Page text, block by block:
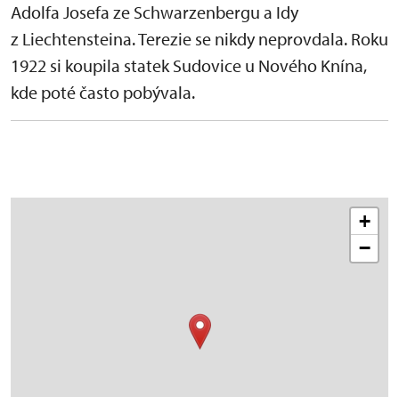
Adolfa Josefa ze Schwarzenbergu a Idy
z Liechtensteina. Terezie se nikdy neprovdala. Roku
1922 si koupila statek Sudovice u Nového Knína,
kde poté často pobývala.
+
−